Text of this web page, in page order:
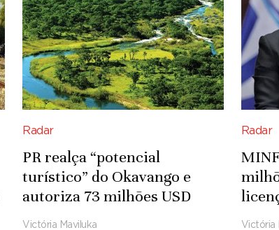
Radar
PR realça “potencial
turístico” do Okavango e
autoriza 73 milhões USD
para infra-estruturas
Victória Maviluka
Radar
Victória